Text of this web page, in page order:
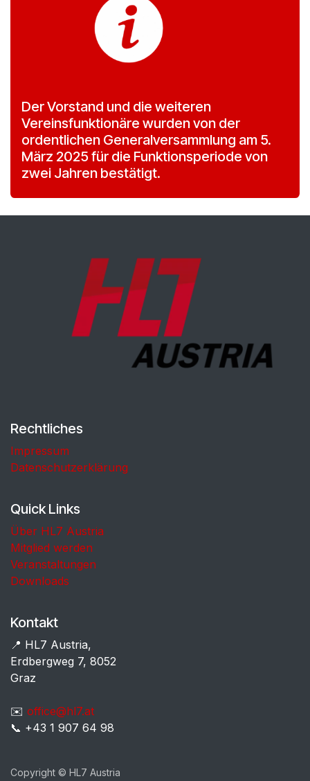
Der Vorstand und die weiteren
Vereinsfunktionäre wurden von der
ordentlichen Generalversammlung am 5.
März 2025 für die Funktionsperiode von
zwei Jahren bestätigt.
Rechtliches
Impressum
Datenschutzerklärung
Quick Links
Über HL7 Austria
Mitglied werden
Veranstaltungen
Downloads
Kontakt
📍 HL7 Austria,
Erdbergweg 7, 8052
Graz
✉️ office@hl7.at
📞 +43 1 907 64 98
Copyright © HL7 Austria